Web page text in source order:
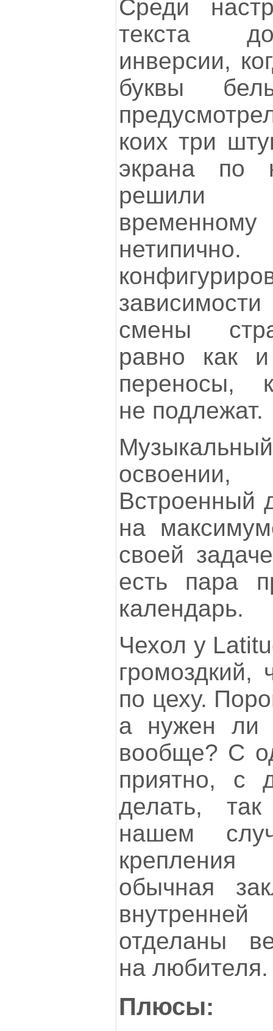
Среди
текста
инверсии,
буквы
коих три
экрана по
решили
смены
равно как
переносы,
не подлежат.
Встроенный
на
своей
есть пара
календарь.
Чехол у
громоздкий,
по цеху.
а нужен ли
вообще? С
приятно, с
делать,
нашем
обычная
отделаны
на любителя.
Плюсы: